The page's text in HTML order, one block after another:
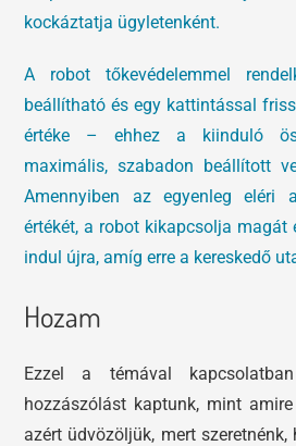
kockáztatja ügyletenként.
A robot tőkevédelemmel
beállítható és egy kattintással
értéke – ehhez a kiinduló
maximális, szabadon beállított
Amennyiben az egyenleg eléri
értékét, a robot kikapcsolja magát
indul újra, amíg erre a kereskedő
Hozam
Ezzel a témával
hozzászólást kaptunk, mint
azért üdvözöljük, mert